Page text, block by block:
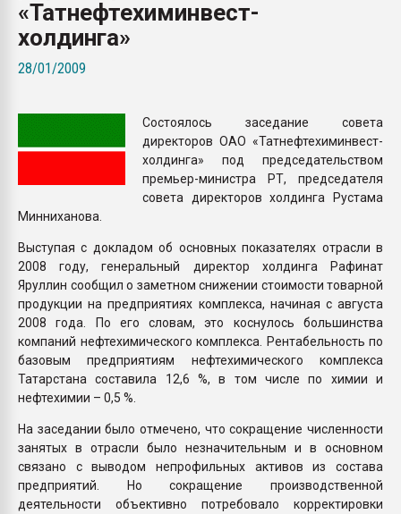
«Татнефтехиминвест-
холдинга»
28/01/2009
Состоялось заседание совета
директоров ОАО «Татнефтехиминвест-
холдинга» под председательством
премьер-министра РТ, председателя
совета директоров холдинга Рустама
Минниханова.
Выступая с докладом об основных показателях отрасли в
2008 году, генеральный директор холдинга Рафинат
Яруллин сообщил о заметном снижении стоимости товарной
продукции на предприятиях комплекса, начиная с августа
2008 года. По его словам, это коснулось большинства
компаний нефтехимического комплекса. Рентабельность по
базовым предприятиям нефтехимического комплекса
Татарстана составила 12,6 %, в том числе по химии и
нефтехимии – 0,5 %.
На заседании было отмечено, что сокращение численности
занятых в отрасли было незначительным и в основном
связано с выводом непрофильных активов из состава
предприятий. Но сокращение производственной
деятельности объективно потребовало корректировки